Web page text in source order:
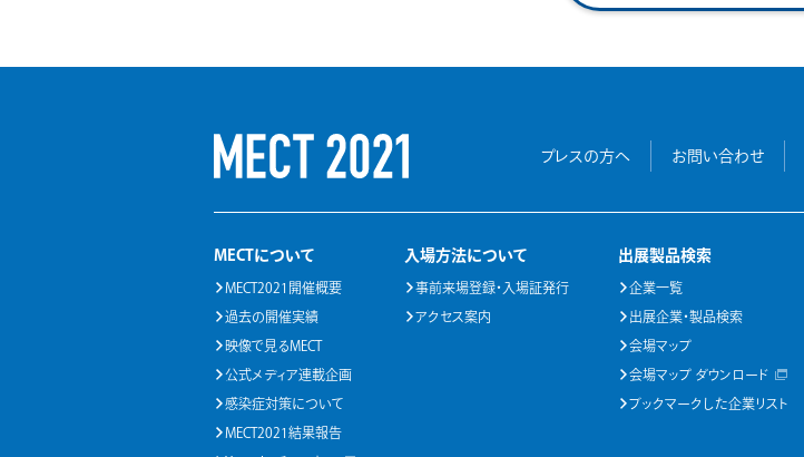
プレスの方へ お問い合わせ
MECTについて
MECT2021開催概要
過去の開催実績
映像で見るMECT
公式メディア連載企画
感染症対策について
MECT2021結果報告
入場方法について
事前来場登録・入場証発行
アクセス案内
出展製品検索
企業一覧
出展企業・製品検索
会場マップ
会場マップ ダウンロード
ブックマークした企業リスト